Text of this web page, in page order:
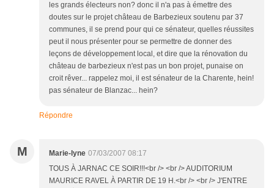
les grands électeurs non? donc il n'a pas à émettre des
doutes sur le projet château de Barbezieux soutenu par 37
communes, il se prend pour qui ce sénateur, quelles réussites
peut il nous présenter pour se permettre de donner des
leçons de développement local, et dire que la rénovation du
château de barbezieux n'est pas un bon projet, punaise on
croit rêver... rappelez moi, il est sénateur de la Charente, hein!
pas sénateur de Blanzac... hein?
Répondre
M Marie-lyne 07/03/2007 08:17
TOUS À JARNAC CE SOIR!!!<br /> <br /> AUDITORIUM
MAURICE RAVEL À PARTIR DE 19 H.<br /> <br /> J'ENTRE